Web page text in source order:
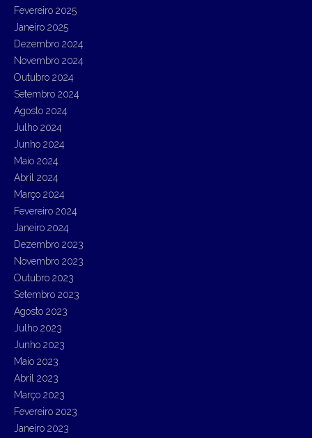
Fevereiro 2025
Janeiro 2025
Dezembro 2024
Novembro 2024
Outubro 2024
Setembro 2024
Agosto 2024
Julho 2024
Junho 2024
Maio 2024
Abril 2024
Março 2024
Fevereiro 2024
Janeiro 2024
Dezembro 2023
Novembro 2023
Outubro 2023
Setembro 2023
Agosto 2023
Julho 2023
Junho 2023
Maio 2023
Abril 2023
Março 2023
Fevereiro 2023
Janeiro 2023